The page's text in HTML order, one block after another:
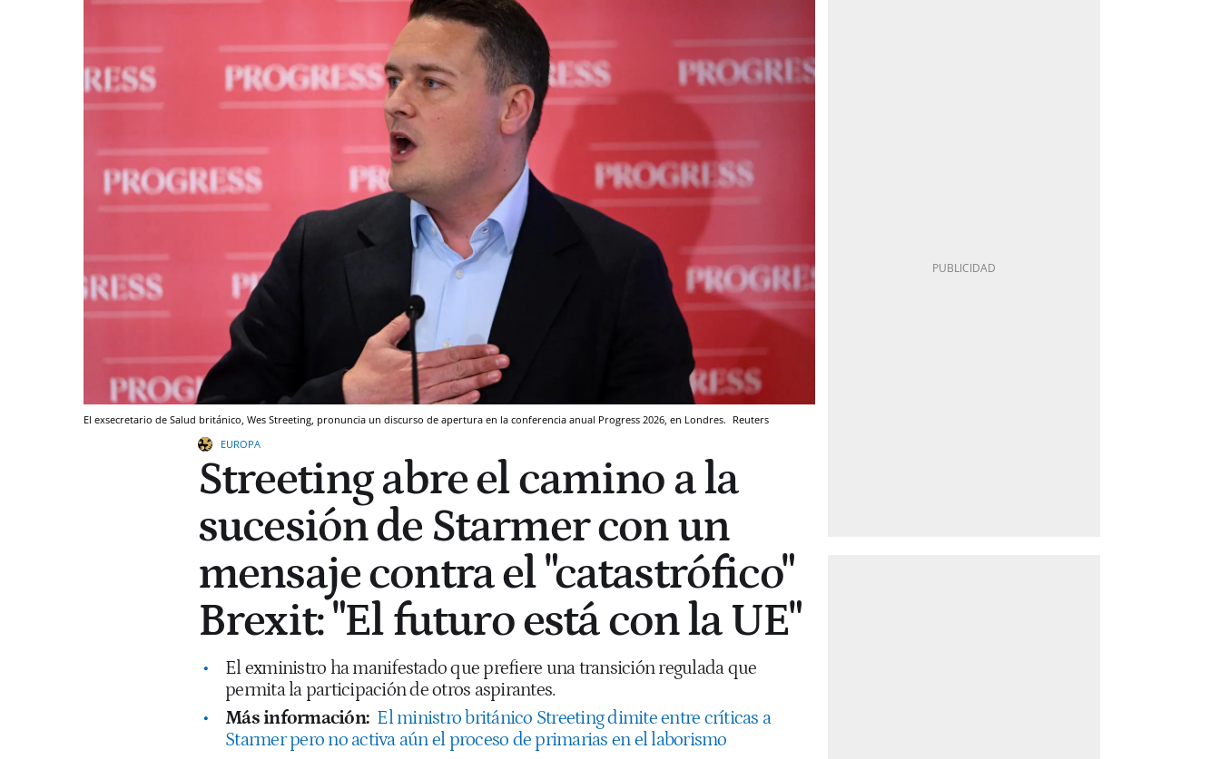
El exsecretario de Salud británico, Wes Streeting, pronuncia un discurso de apertura en la conferencia anual Progress 2026, en Londres. Reuters
EUROPA
Streeting abre el camino a la
sucesión de Starmer con un
mensaje contra el "catastrófico"
Brexit: "El futuro está con la UE"
El exministro ha manifestado que prefiere una transición regulada que
permita la participación de otros aspirantes.
Más información: El ministro británico Streeting dimite entre críticas a
Starmer pero no activa aún el proceso de primarias en el laborismo